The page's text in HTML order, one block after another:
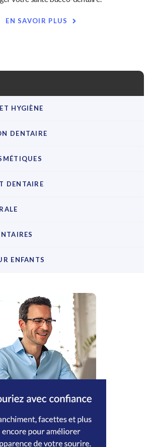
EN SAVOIR PLUS
HYGIÈNE
DENTAIRE
DENTAIRE
ENFANTS